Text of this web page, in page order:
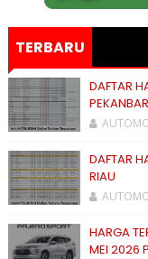
TERBARU
DAFTAR
DAFTAR
RIAU
HARGA
MEI 2026